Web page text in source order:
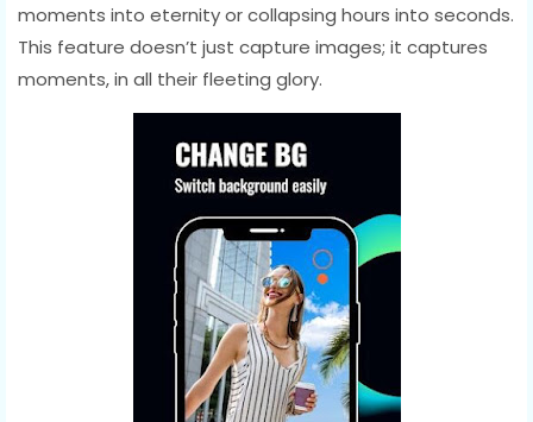
moments into eternity or collapsing hours into seconds.
This feature doesn’t just capture images; it captures
moments, in all their fleeting glory.